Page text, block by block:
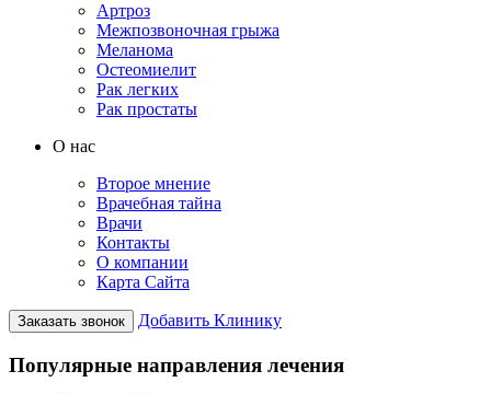
Артроз
Межпозвоночная грыжа
Меланома
Остеомиелит
Рак легких
Рак простаты
О нас
Второе мнение
Врачебная тайна
Врачи
Контакты
О компании
Карта Сайта
Заказать звонок Добавить Клинику
Популярные направления лечения